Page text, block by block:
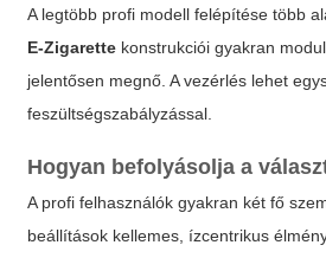
A legtöbb profi modell felépítése több
E-Zigarette konstrukciói gyakran
jelentősen megnő. A vezérlés lehet
feszültségszabályzással.
Hogyan befolyásolja a
A profi felhasználók gyakran két fő
beállítások kellemes, ízcentrikus